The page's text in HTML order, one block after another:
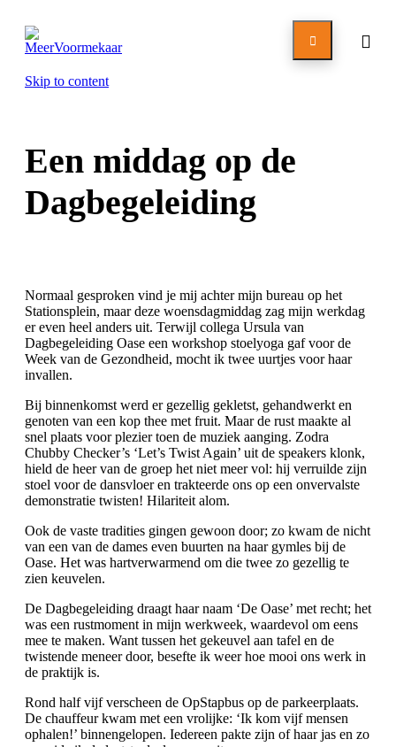

Skip to content
Een middag op de
Dagbegeleiding
Normaal gesproken vind je mij achter mijn bureau op het
Stationsplein, maar deze woensdagmiddag zag mijn werkdag
er even heel anders uit. Terwijl collega Ursula van
Dagbegeleiding Oase een workshop stoelyoga gaf voor de
Week van de Gezondheid, mocht ik twee uurtjes voor haar
invallen.
Bij binnenkomst werd er gezellig gekletst, gehandwerkt en
genoten van een kop thee met fruit. Maar de rust maakte al
snel plaats voor plezier toen de muziek aanging. Zodra
Chubby Checker’s ‘Let’s Twist Again’ uit de speakers klonk,
hield de heer van de groep het niet meer vol: hij verruilde zijn
stoel voor de dansvloer en trakteerde ons op een onvervalste
demonstratie twisten! Hilariteit alom.
Ook de vaste tradities gingen gewoon door; zo kwam de nicht
van een van de dames even buurten na haar gymles bij de
Oase. Het was hartverwarmend om die twee zo gezellig te
zien keuvelen.
De Dagbegeleiding draagt haar naam ‘De Oase’ met recht; het
was een rustmoment in mijn werkweek, waardevol om eens
mee te maken. Want tussen het gekeuvel aan tafel en de
twistende meneer door, besefte ik weer hoe mooi ons werk in
de praktijk is.
Rond half vijf verscheen de OpStapbus op de parkeerplaats.
De chauffeur kwam met een vrolijke: ‘Ik kom vijf mensen
ophalen!’ binnengelopen. Iedereen pakte zijn of haar jas en zo